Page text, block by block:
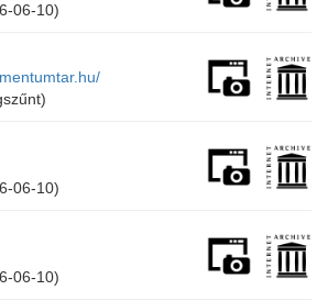
06-10)
06-10)
06-10)